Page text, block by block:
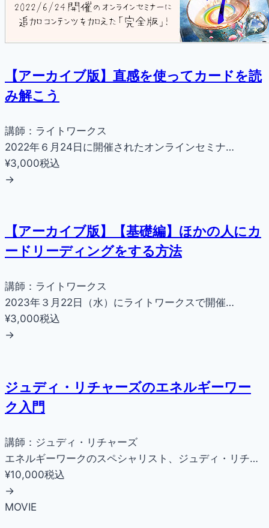
【アーカイブ版】直感を使ってカードを読
み解こう
講師：ライトワークス
2022年６月24日に開催されたオンラインセミナ…
¥3,000税込
→
【アーカイブ版】【基礎編】ほかの人にカ
ードリーディングをする方法
講師：ライトワークス
2023年３月22日（水）にライトワークスで開催…
¥3,000税込
→
ジュディ・リチャーズのエネルギーワー
ク入門
講師：ジュディ・リチャーズ
エネルギーワークのスペシャリスト、ジュディ・リチ…
¥10,000税込
→
MOVIE